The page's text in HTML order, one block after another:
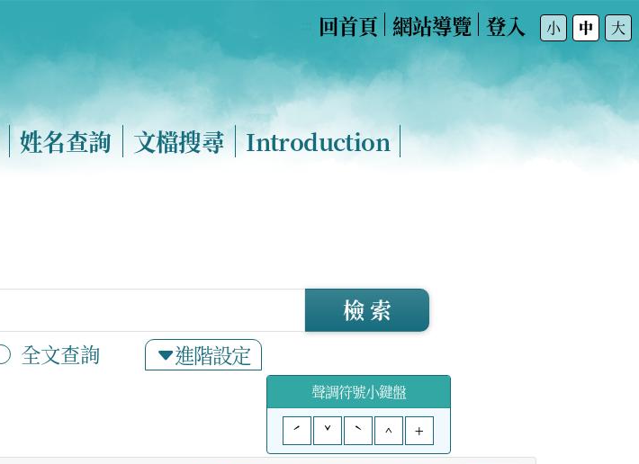
回首頁 網站導覽 登入 小 中 大
姓名查詢 文檔搜尋 Introduction
全文查詢 進階設定
檢 索
聲調符號小鍵盤
ˊ
ˇ ˋ ^ +